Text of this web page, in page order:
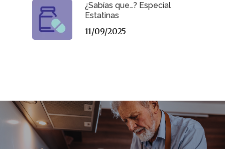
¿Sabías que…? Especial
Estatinas
11/09/2025